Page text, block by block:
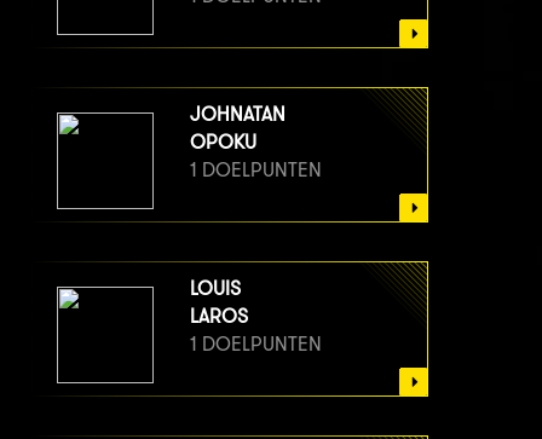
JOHNATAN
OPOKU
1 DOELPUNTEN
LOUIS
LAROS
1 DOELPUNTEN